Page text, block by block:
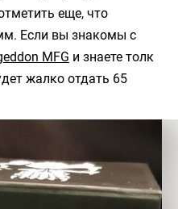
еще, что
Если вы знакомы с
MFG и знаете толк
жалко отдать 65